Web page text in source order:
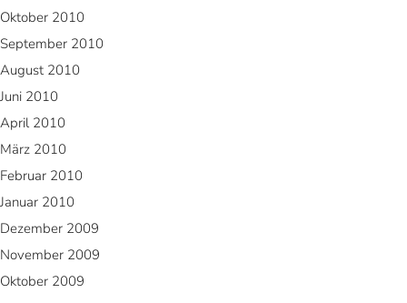
Oktober 2010
September 2010
August 2010
Juni 2010
April 2010
März 2010
Februar 2010
Januar 2010
Dezember 2009
November 2009
Oktober 2009